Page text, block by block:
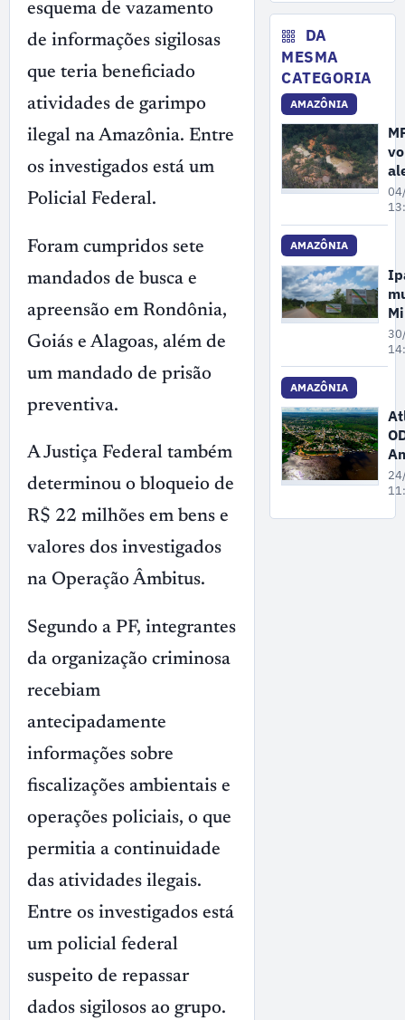
esquema de vazamento
de informações sigilosas
que teria beneficiado
atividades de garimpo
ilegal na Amazônia. Entre
os investigados está um
Policial Federal.
Foram cumpridos sete
mandados de busca e
apreensão em Rondônia,
Goiás e Alagoas, além de
um mandado de prisão
preventiva.
A Justiça Federal também
determinou o bloqueio de
R$ 22 milhões em bens e
valores dos investigados
na Operação Âmbitus.
Segundo a PF, integrantes
da organização criminosa
recebiam
antecipadamente
informações sobre
fiscalizações ambientais e
operações policiais, o que
permitia a continuidade
das atividades ilegais.
Entre os investigados está
um policial federal
suspeito de repassar
dados sigilosos ao grupo.
de
DA
MESMA
CATEGORIA
AMAZÔNIA
na
AMAZÔNIA
AMAZÔNIA